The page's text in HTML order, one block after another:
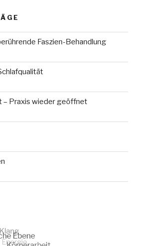
Faszien-Behandlung
– Praxis wieder geöffnet